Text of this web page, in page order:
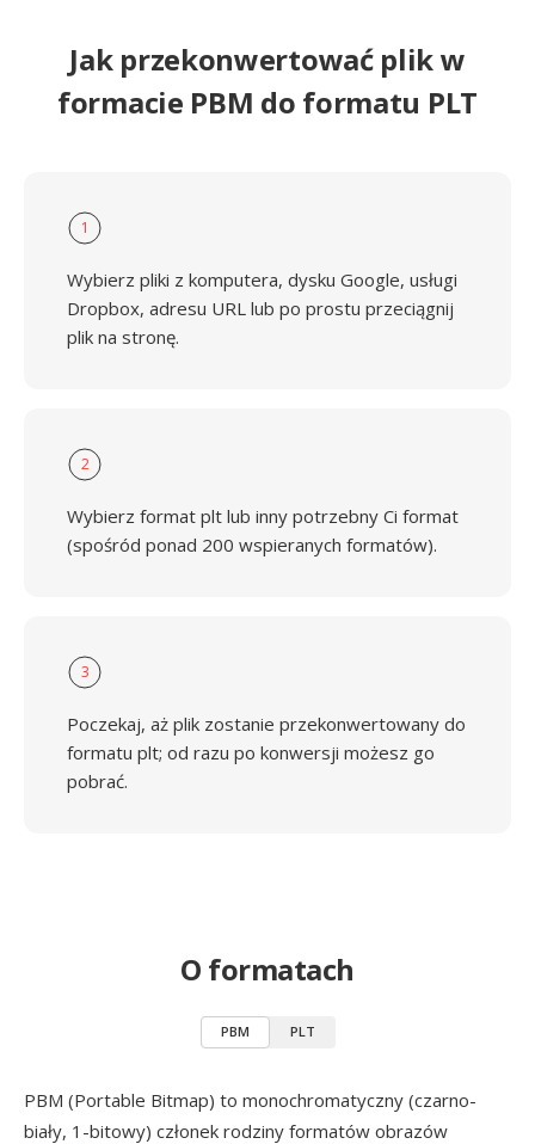
Jak przekonwertować plik w
formacie PBM do formatu PLT
1
Wybierz pliki z komputera, dysku Google, usługi
Dropbox, adresu URL lub po prostu przeciągnij
plik na stronę.
2
Wybierz format plt lub inny potrzebny Ci format
(spośród ponad 200 wspieranych formatów).
3
Poczekaj, aż plik zostanie przekonwertowany do
formatu plt; od razu po konwersji możesz go
pobrać.
O formatach
PBM PLT
PBM (Portable Bitmap) to monochromatyczny (czarno-
biały, 1-bitowy) członek rodziny formatów obrazów